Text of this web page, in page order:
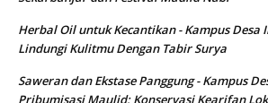
Herbal Oil untuk Kecantikan - Kampus Desa
Lindungi Kulitmu Dengan Tabir Surya
Saweran dan Ekstase Panggung - Kampus
Pribumisasi Maulid; Konservasi Kearifan